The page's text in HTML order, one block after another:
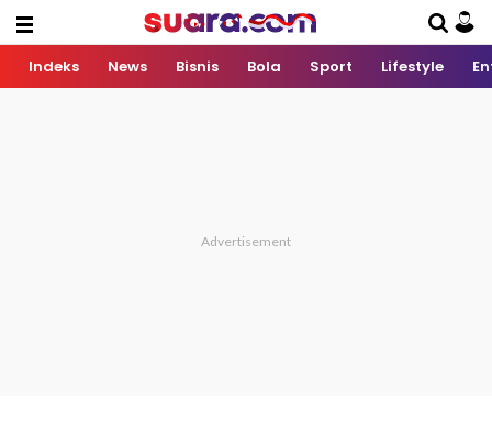
Indeks News Bisnis Bola Sport Lifestyle